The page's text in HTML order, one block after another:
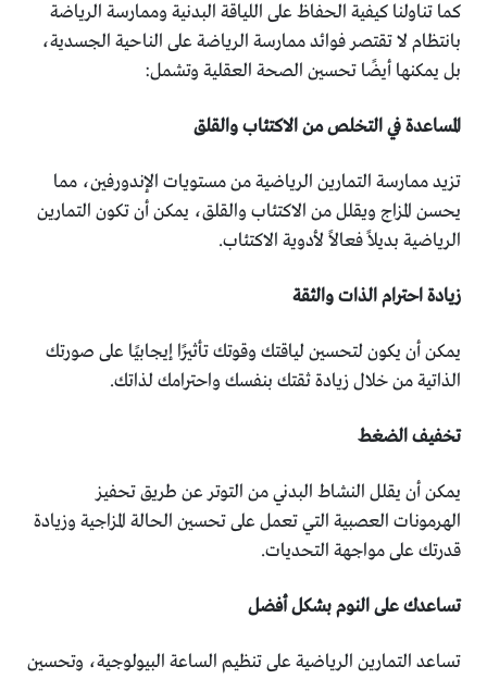
كما تناولنا كيفية الحفاظ على اللياقة البدنية وممارسة الرياضة
بانتظام لا تقتصر فوائد ممارسة الرياضة على الناحية الجسدية،
بل يمكنها أيضًا تحسين الصحة العقلية وتشمل:
المساعدة في التخلص من الاكتئاب والقلق
تزيد ممارسة التمارين الرياضية من مستويات الإندورفين، مما
يحسن المزاج ويقلل من الاكتئاب والقلق، يمكن أن تكون التمارين
الرياضية بديلاً فعالاً لأدوية الاكتئاب.
زيادة احترام الذات والثقة
يمكن أن يكون لتحسين لياقتك وقوتك تأثيرًا إيجابيًا على صورتك
الذاتية من خلال زيادة ثقتك بنفسك واحترامك لذاتك.
تخفيف الضغط
يمكن أن يقلل النشاط البدني من التوتر عن طريق تحفيز
الهرمونات العصبية التي تعمل على تحسين الحالة المزاجية وزيادة
قدرتك على مواجهة التحديات.
تساعدك على النوم بشكل أفضل
تساعد التمارين الرياضية على تنظيم الساعة البيولوجية، وتحسين